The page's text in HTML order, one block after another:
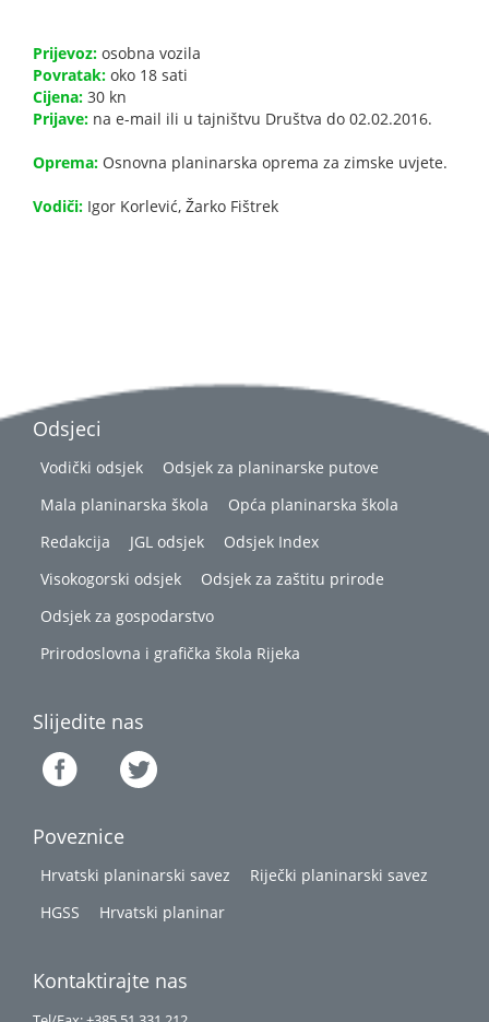
Prijevoz: osobna vozila
Povratak: oko 18 sati
Cijena: 30 kn
Prijave: na e-mail ili u tajništvu Društva do 02.02.2016.
Oprema: Osnovna planinarska oprema za zimske uvjete.
Vodiči: Igor Korlević, Žarko Fištrek
Odsjeci
Vodički odsjek
Odsjek za planinarske putove
Mala planinarska škola
Opća planinarska škola
Redakcija
JGL odsjek
Odsjek Index
Visokogorski odsjek
Odsjek za zaštitu prirode
Odsjek za gospodarstvo
Prirodoslovna i grafička škola Rijeka
Slijedite nas
Poveznice
Hrvatski planinarski savez
Riječki planinarski savez
HGSS
Hrvatski planinar
Kontaktirajte nas